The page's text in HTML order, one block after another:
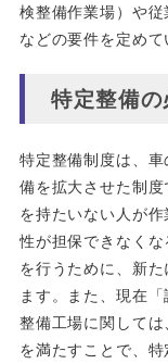
検整備作業場）や従
などの要件を定めて
特定整備の
特定整備制度は、
備を拡大させた制
を持たいない人が
性が担保できなく
を行うために、新
ます。また、現在
整備工場に関して
を満たすことで、